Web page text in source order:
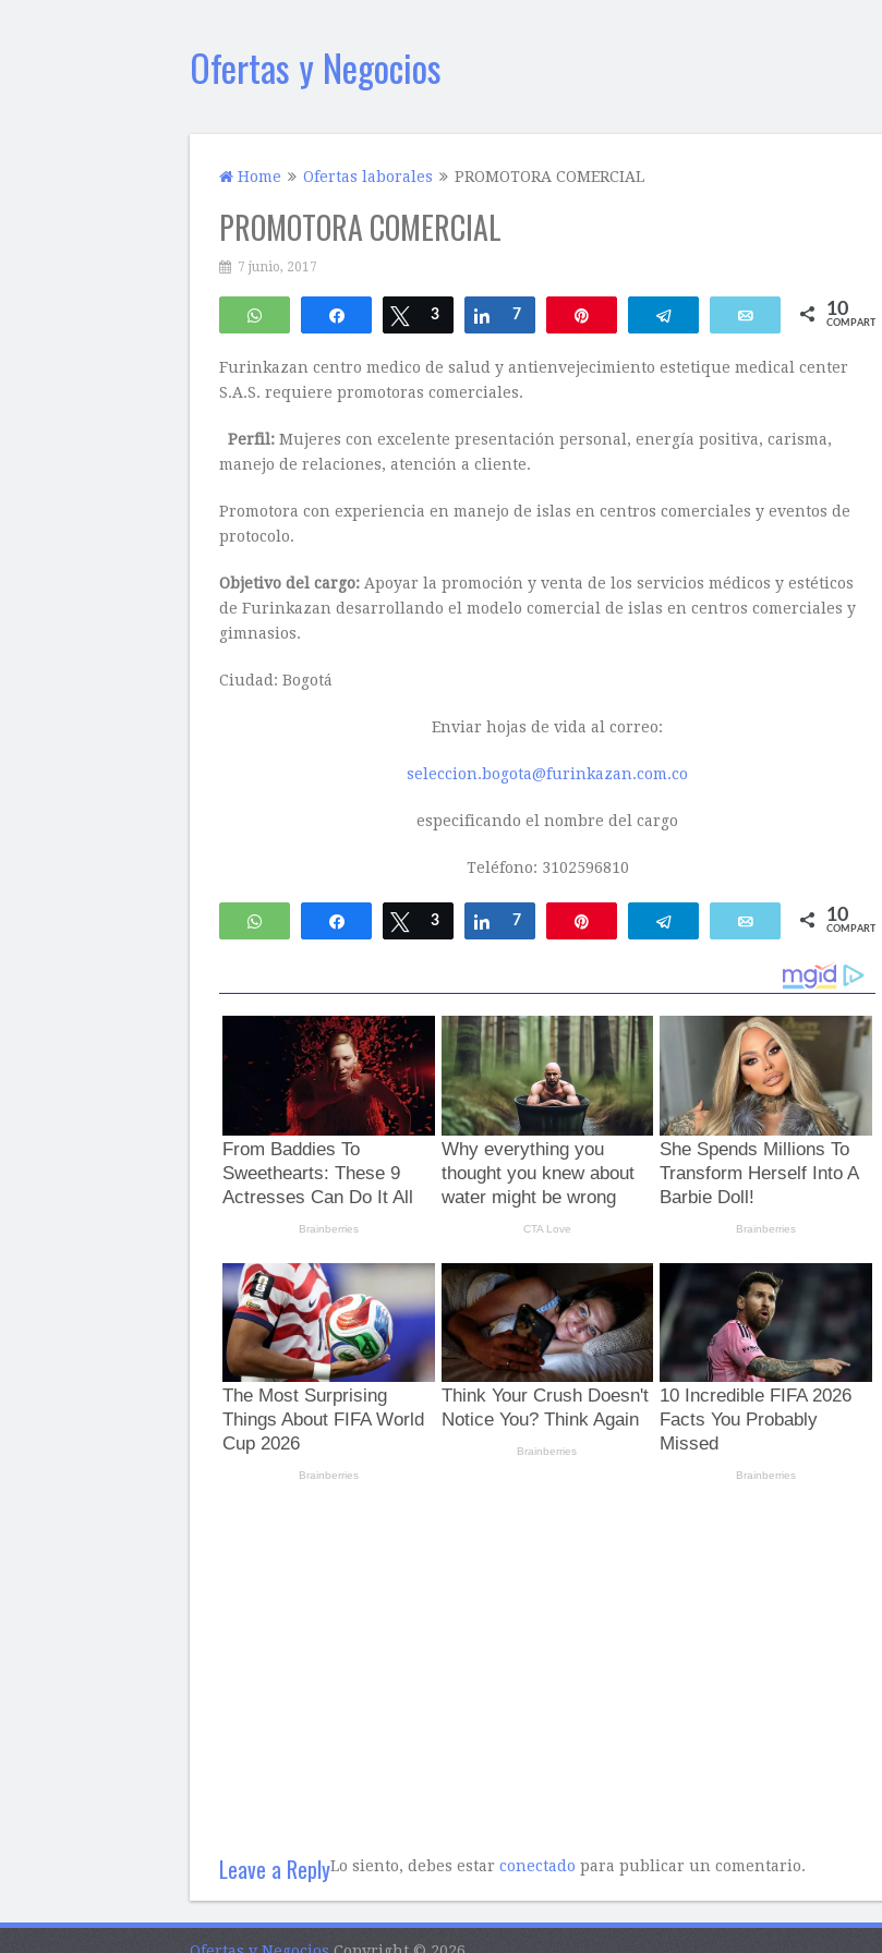
Ofertas y Negocios
Home Ofertas laborales PROMOTORA COMERCIAL
PROMOTORA COMERCIAL
7 junio, 2017
WhatsApp Compartir Twittear
3 Compartir
7 Telegram Email 10
COMPARTIR
Furinkazan centro medico de salud y antienvejecimiento estetique medical center
S.A.S. requiere promotoras comerciales.
Perfil: Mujeres con excelente presentación personal, energía positiva, carisma,
manejo de relaciones, atención a cliente.
Promotora con experiencia en manejo de islas en centros comerciales y eventos de
protocolo.
Objetivo del cargo: Apoyar la promoción y venta de los servicios médicos y estéticos
de Furinkazan desarrollando el modelo comercial de islas en centros comerciales y
gimnasios.
Ciudad: Bogotá
Enviar hojas de vida al correo:
seleccion.bogota@furinkazan.com.co
especificando el nombre del cargo
Teléfono: 3102596810
WhatsApp Compartir Twittear
3 Compartir
7 Telegram Email 10
COMPARTIR
Leave a ReplyLo siento, debes estar conectado para publicar un comentario.